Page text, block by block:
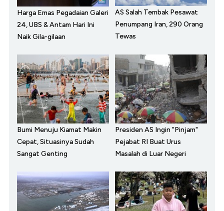
Harga Emas Pegadaian Galeri
24, UBS & Antam Hari Ini
Naik Gila-gilaan
AS Salah Tembak Pesawat
Penumpang Iran, 290 Orang
Tewas
Bumi Menuju Kiamat Makin
Cepat, Situasinya Sudah
Sangat Genting
Presiden AS Ingin "Pinjam"
Pejabat RI Buat Urus
Masalah di Luar Negeri